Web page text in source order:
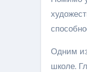
Одним
школе.